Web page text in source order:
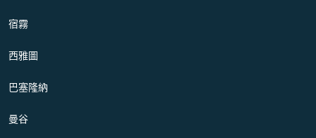
宿霧
西雅圖
巴塞隆納
曼谷